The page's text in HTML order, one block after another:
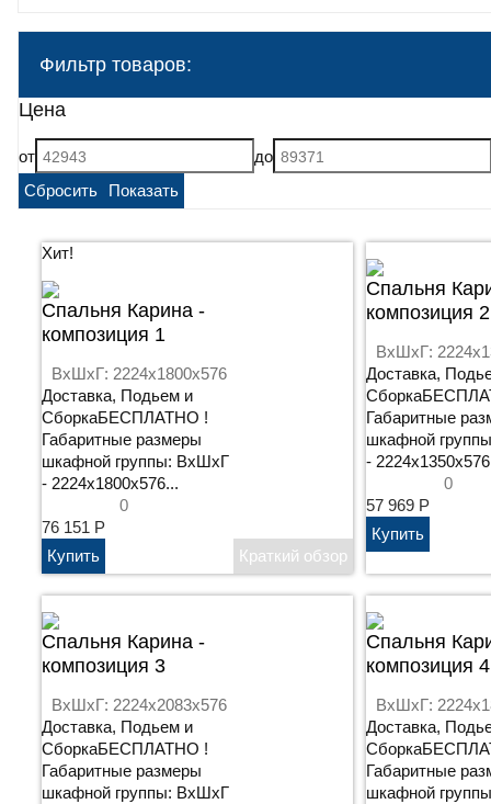
Фильтр товаров:
Цена
от до
Хит!
Cпальня Карина -
композиция 1
ВхШхГ: 2224x1800x576
Доставка, Подьем и
СборкаБЕСПЛАТНО !
Габаритные размеры
шкафной группы: ВхШхГ
- 2224х1800х576...
0
76 151 Р
Cпальня
композиция 2
ВхШхГ:
Доставка,
Габаритные
шкафной
-
0
57 969 Р
Cпальня Карина -
композиция 3
ВхШхГ: 2224x2083x576
Доставка, Подьем и
СборкаБЕСПЛАТНО !
Габаритные размеры
шкафной группы: ВхШхГ
Cпальня
композиция 4
ВхШхГ:
Доставка,
Габаритные
шкафной